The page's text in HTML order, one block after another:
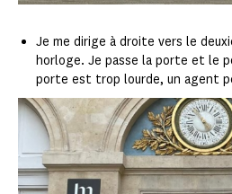
Je me dirige à droite vers le
horloge. Je passe la porte et le
porte est trop lourde, un agent